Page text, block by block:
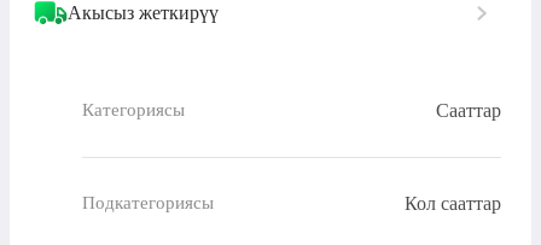
Акысыз жеткирүү
Категориясы Сааттар
Подкатегориясы Кол сааттар